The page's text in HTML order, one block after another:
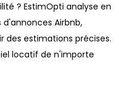
? EstimOpti analyse en
Airbnb,
des estimations précises.
locatif de n'importe